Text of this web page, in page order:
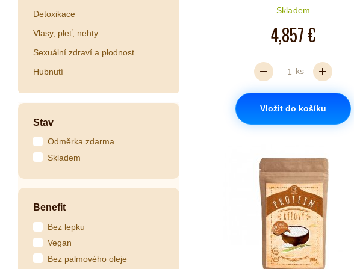
Detoxikace
Vlasy, pleť, nehty
Sexuální zdraví a plodnost
Hubnutí
Stav
Odměrka zdarma
Skladem
Benefit
Bez lepku
Vegan
Bez palmového oleje
Počet
Skladem
4,857 €
ks
Vložit do košíku